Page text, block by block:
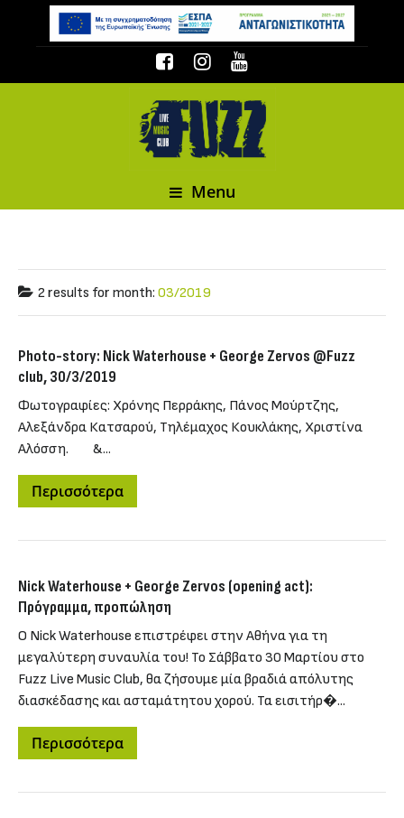
Menu
2 results for month: 03/2019
Photo-story: Nick Waterhouse + George Zervos @Fuzz
club, 30/3/2019
Φωτογραφίες: Χρόνης Περράκης, Πάνος Μούρτζης,
Αλεξάνδρα Κατσαρού, Τηλέμαχος Κουκλάκης, Χριστίνα
Αλόσση. &...
Περισσότερα
Nick Waterhouse + George Zervos (opening act):
Πρόγραμμα, προπώληση
O Nick Waterhouse επιστρέφει στην Αθήνα για τη
μεγαλύτερη συναυλία του! Το Σάββατο 30 Μαρτίου στο
Fuzz Live Music Club, θα ζήσουμε μία βραδιά απόλυτης
διασκέδασης και ασταμάτητου χορού. Τα εισιτήρ�...
Περισσότερα